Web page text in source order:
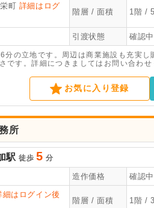
町 詳細はログ
階層 / 面積 1階 /
引渡状態 確認中
分の立地です。周辺は商業施設も充実
す。詳細につきましてはお問い合わせ
お気に入り登録
所
駅 徒歩 5 分
造作価格 確認中
細はログイン後
階層 / 面積 1階 /